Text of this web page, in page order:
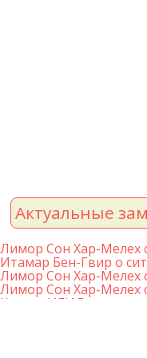
Актуальные
Лимор Сон Хар-Мелех
Итамар Бен-Гвир о
Лимор Сон Хар-Мелех
Лимор Сон Хар-Мелех
Клятва ИГИЛ